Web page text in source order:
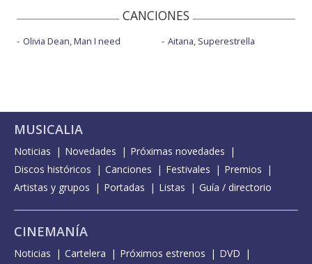
CANCIONES
Olivia Dean, Man I need Aitana, Superestrella
MUSICALIA
Noticias Novedades
Próximas novedades
Discos históricos
Canciones Festivales
Premios
Artistas y grupos
Portadas Listas Guía / directorio
CINEMANÍA
Noticias Cartelera Próximos estrenos
DVD